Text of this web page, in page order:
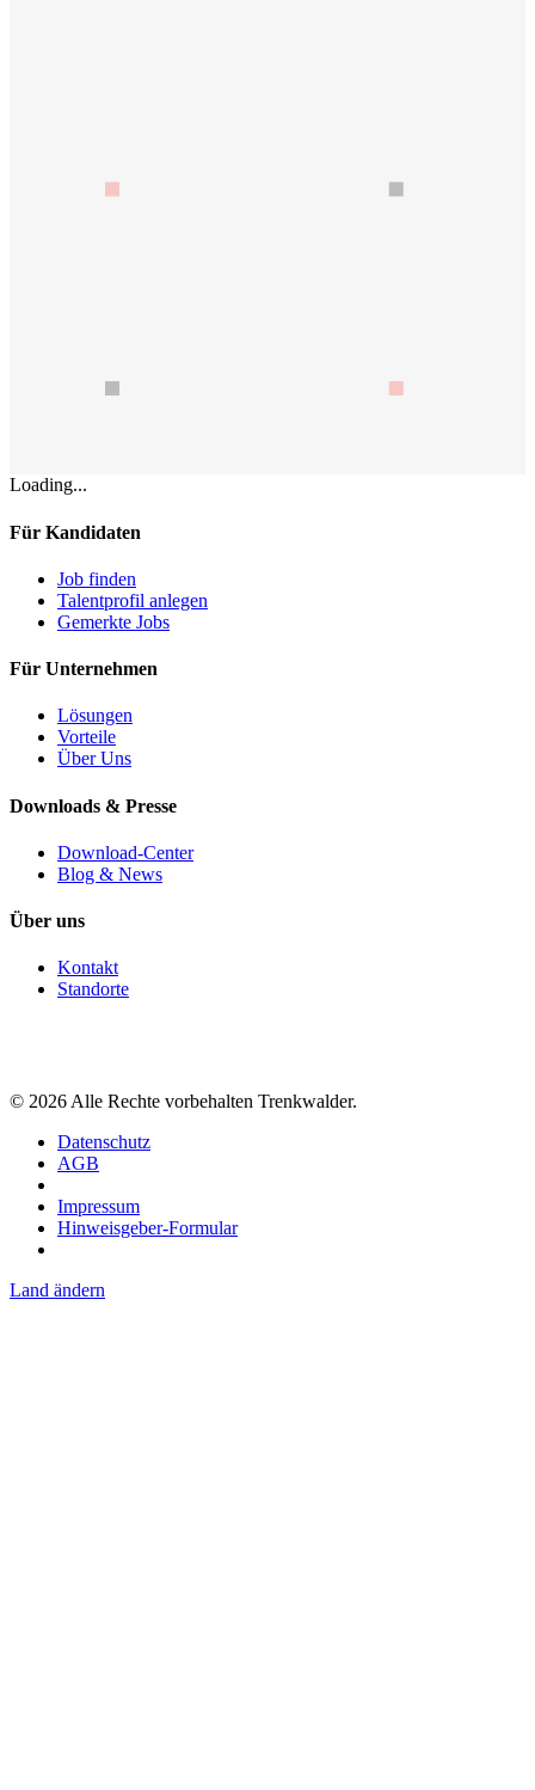
Loading...
Für Kandidaten
Job finden
Talentprofil anlegen
Gemerkte Jobs
Für Unternehmen
Lösungen
Vorteile
Über Uns
Downloads & Presse
Download-Center
Blog & News
Über uns
Kontakt
Standorte
© 2026 Alle Rechte vorbehalten Trenkwalder.
Datenschutz
AGB
Impressum
Hinweisgeber-Formular
Land ändern